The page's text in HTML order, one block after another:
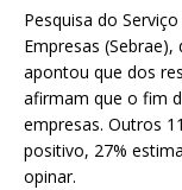
Pesquisa do
Empresas
apontou que dos
afirmam que o fim
empresas. Outros
positivo, 27%
opinar.